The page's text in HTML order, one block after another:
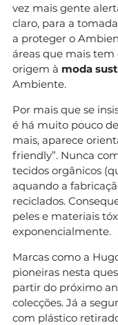
vez mais gente
claro, para a
a proteger o
áreas que mais tem
origem à moda
Ambiente.
Por mais que se
é há muito pouco
mais, aparece
friendly”. Nunca
tecidos orgânicos
aquando a
reciclados.
peles e materiais
exponencialmente.
Marcas como a
pioneiras nesta
partir do próximo
colecções. Já a
com plástico